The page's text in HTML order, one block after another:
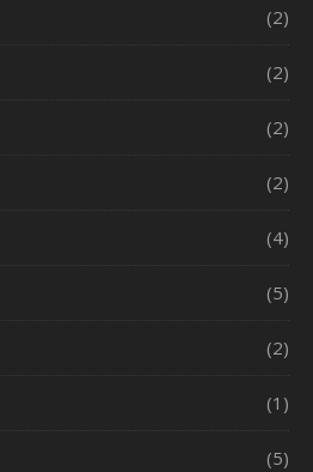
(2)
(2)
(2)
(2)
(4)
(5)
(2)
(1)
(5)